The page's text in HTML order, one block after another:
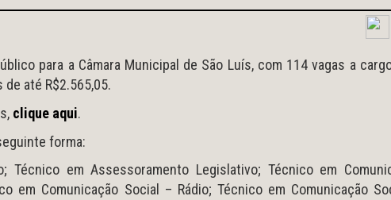
para a Câmara Municipal de São Luís, com 114 vagas a
até R$2.565,05.
clique aqui.
forma:
em Assessoramento Legislativo; Técnico em
em Comunicação Social – Rádio; Técnico em Comunicação